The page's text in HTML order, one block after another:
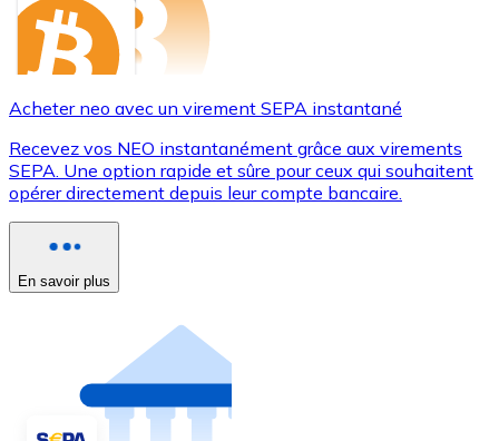
Acheter neo avec un virement SEPA instantané
Recevez vos NEO instantanément grâce aux virements
SEPA. Une option rapide et sûre pour ceux qui souhaitent
opérer directement depuis leur compte bancaire.
En savoir plus